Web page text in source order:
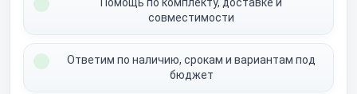
совместимости
Ответим по наличию, срокам и вариантам под
бюджет